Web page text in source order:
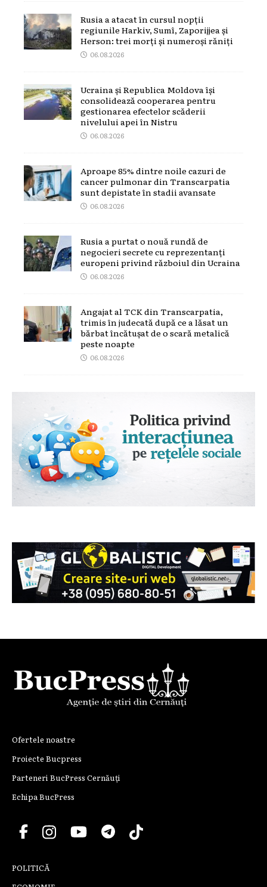
Rusia a atacat în cursul nopții
regiunile Harkiv, Sumî, Zaporijjea și
Herson: trei morți și numeroși răniți
06.08.2026
Ucraina și Republica Moldova își
consolidează cooperarea pentru
gestionarea efectelor scăderii
nivelului apei în Nistru
06.08.2026
Aproape 85% dintre noile cazuri de
cancer pulmonar din Transcarpatia
sunt depistate în stadii avansate
06.08.2026
Rusia a purtat o nouă rundă de
negocieri secrete cu reprezentanți
europeni privind războiul din Ucraina
06.08.2026
Angajat al TCK din Transcarpatia,
trimis în judecată după ce a lăsat un
bărbat încătușat de o scară metalică
peste noapte
06.08.2026
Ofertele noastre
Proiecte Bucpress
Parteneri BucPress Cernăuți
Echipa BucPress
POLITICĂ